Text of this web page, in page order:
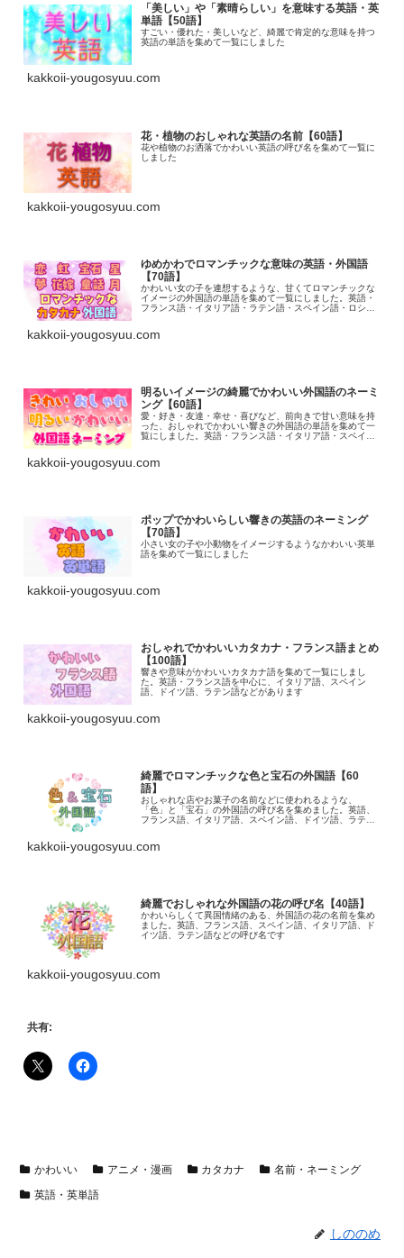
「美しい」や「素晴らしい」を意味する英語・英
単語【50語】
すごい・優れた・美しいなど、綺麗で肯定的な意味を持つ
英語の単語を集めて一覧にしました
kakkoii-yougosyuu.com
花・植物のおしゃれな英語の名前【60語】
花や植物のお洒落でかわいい英語の呼び名を集めて一覧に
しました
kakkoii-yougosyuu.com
ゆめかわでロマンチックな意味の英語・外国語
【70語】
かわいい女の子を連想するような、甘くてロマンチックな
イメージの外国語の単語を集めて一覧にしました。英語・
フランス語・イタリア語・ラテン語・スペイン語・ロシア
kakkoii-yougosyuu.com
明るいイメージの綺麗でかわいい外国語のネーミ
ング【60語】
愛・好き・友達・幸せ・喜びなど、前向きで甘い意味を持
った、おしゃれでかわいい響きの外国語の単語を集めて一
覧にしました。英語・フランス語・イタリア語・スペイン
kakkoii-yougosyuu.com
ポップでかわいらしい響きの英語のネーミング
【70語】
小さい女の子や小動物をイメージするようなかわいい英単
語を集めて一覧にしました
kakkoii-yougosyuu.com
おしゃれでかわいいカタカナ・フランス語まとめ
【100語】
響きや意味がかわいいカタカナ語を集めて一覧にしまし
た。英語・フランス語を中心に、イタリア語、スペイン
語、ドイツ語、ラテン語などがあります
kakkoii-yougosyuu.com
綺麗でロマンチックな色と宝石の外国語【60
語】
おしゃれな店やお菓子の名前などに使われるような、
「色」と「宝石」の外国語の呼び名を集めました。英語、
フランス語、イタリア語、スペイン語、ドイツ語、ラテン
kakkoii-yougosyuu.com
綺麗でおしゃれな外国語の花の呼び名【40語】
かわいらしくて異国情緒のある、外国語の花の名前を集め
ました。英語、フランス語、スペイン語、イタリア語、ド
イツ語、ラテン語などの呼び名です
kakkoii-yougosyuu.com
共有:
かわいい アニメ・漫画 カタカナ
名前・ネーミング
英語・英単語
しののめ